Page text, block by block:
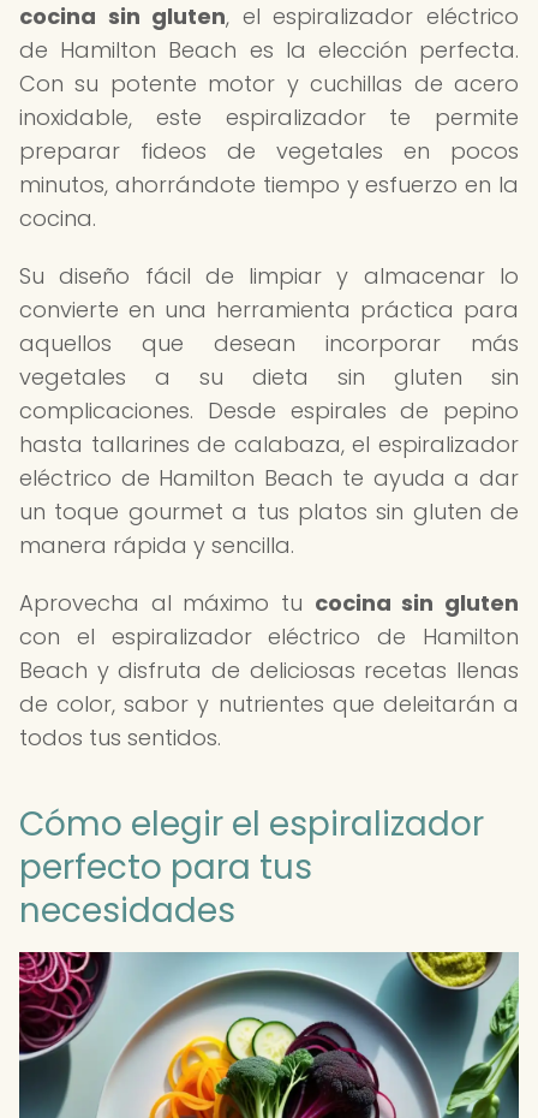
cocina sin gluten, el espiralizador eléctrico
de Hamilton Beach es la elección perfecta.
Con su potente motor y cuchillas de acero
inoxidable, este espiralizador te permite
preparar fideos de vegetales en pocos
minutos, ahorrándote tiempo y esfuerzo en la
cocina.
Su diseño fácil de limpiar y almacenar lo
convierte en una herramienta práctica para
aquellos que desean incorporar más
vegetales a su dieta sin gluten sin
complicaciones. Desde espirales de pepino
hasta tallarines de calabaza, el espiralizador
eléctrico de Hamilton Beach te ayuda a dar
un toque gourmet a tus platos sin gluten de
manera rápida y sencilla.
Aprovecha al máximo tu cocina sin gluten
con el espiralizador eléctrico de Hamilton
Beach y disfruta de deliciosas recetas llenas
de color, sabor y nutrientes que deleitarán a
todos tus sentidos.
Cómo elegir el espiralizador
perfecto para tus
necesidades